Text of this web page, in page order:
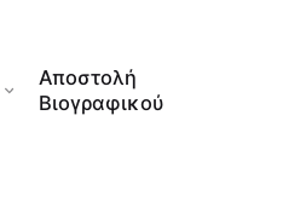
Αποστολή
Βιογραφικού